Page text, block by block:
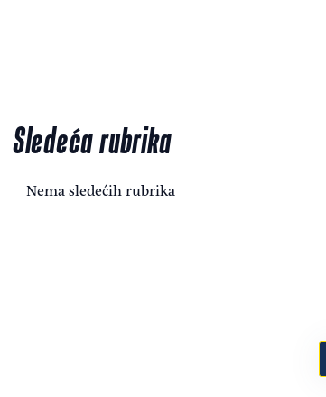
Sledeća rubrika
Nema sledećih rubrika